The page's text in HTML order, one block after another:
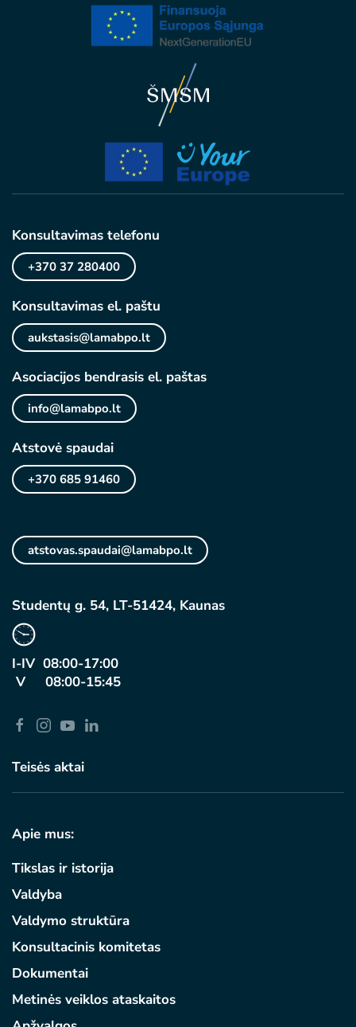
Konsultavimas telefonu
+370 37 280400
Konsultavimas el. paštu
aukstasis@lamabpo.lt
Asociacijos bendrasis el. paštas
info@lamabpo.lt
Atstovė spaudai
+370 685 91460
atstovas.spaudai@lamabpo.lt
Studentų g. 54, LT-51424, Kaunas
I-IV 08:00-17:00
V 08:00-15:45
Teisės aktai
Apie mus:
Tikslas ir istorija
Valdyba
Valdymo struktūra
Konsultacinis komitetas
Dokumentai
Metinės veiklos ataskaitos